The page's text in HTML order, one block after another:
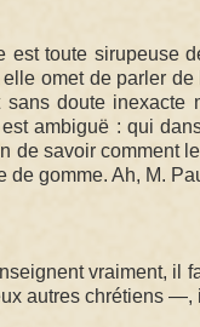
toute sirupeuse
omet de parler
doute inexacte
ambiguë : qui
de savoir comment
de gomme. Ah, M.
vraiment, il
autres chrétiens —,